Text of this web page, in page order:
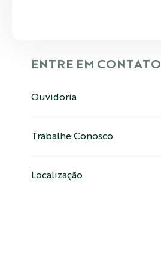
ENTRE EM CONTATO
Ouvidoria
Trabalhe Conosco
Localização